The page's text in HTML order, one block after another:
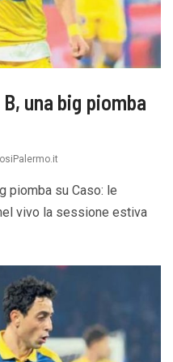
una big piomba
piomba su Caso: le
vivo la sessione estiva